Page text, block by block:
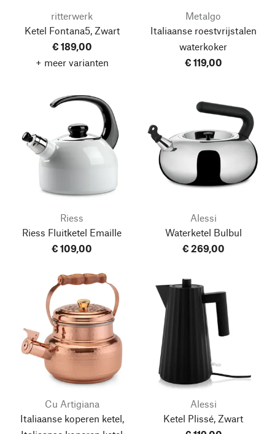
ritterwerk
Ketel Fontana5, Zwart
€ 189,00
+ meer varianten
Metalgo
Italiaanse roestvrijstalen
waterkoker
€ 119,00
Riess
Riess Fluitketel Emaille
€ 109,00
Alessi
Waterketel Bulbul
€ 269,00
Cu Artigiana
Italiaanse koperen ketel,
Alessi
Ketel Plissé, Zwart